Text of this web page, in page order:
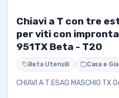
Chiavi a T con tre
per viti con
951TX Beta - T20
Beta Utensili Casa e
CHIAVI A T ESAG MASCHIO TX